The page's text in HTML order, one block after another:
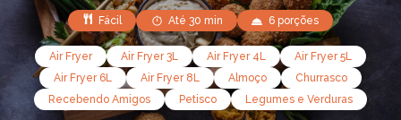
Fácil Até 30 min 6 porções
Air Fryer Air Fryer 3L Air Fryer 4L
Air Fryer 5L
Air Fryer 6L
Air Fryer 8L Almoço
Churrasco
Recebendo Amigos
Petisco Legumes e Verduras